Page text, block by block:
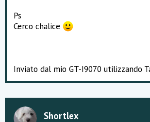
Ps
Cerco chalice
Inviato dal mio GT-I9070 utilizzando
Shortlex